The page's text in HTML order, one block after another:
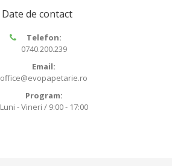
Date de contact
Telefon:
0740.200.239
Email:
office@evopapetarie.ro
Program:
Luni - Vineri / 9:00 - 17:00